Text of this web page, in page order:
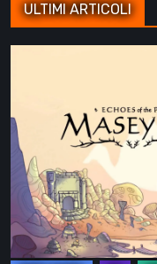
ULTIMI ARTICOLI
Echoes
of
the
Past
–
Un